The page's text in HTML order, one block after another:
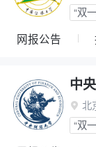
“双
网报公告
中
 北
“双